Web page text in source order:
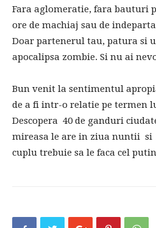
Fara aglomeratie, fara bauturi
ore de machiaj sau de
Doar partenerul tau, patura si
apocalipsa zombie. Si nu ai
Bun venit la sentimentul
de a fi intr-o relatie pe termen
Descopera 40 de ganduri
mireasa le are in ziua nuntii si
cuplu trebuie sa le faca cel